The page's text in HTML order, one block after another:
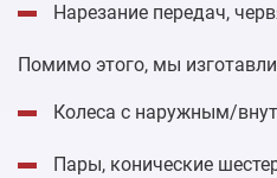
Нарезание передач,
Помимо этого, мы
Колеса с наружным/
Пары, конические